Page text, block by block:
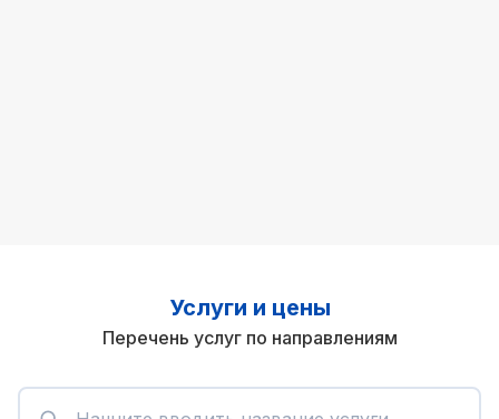
Услуги и цены
Перечень услуг по направлениям